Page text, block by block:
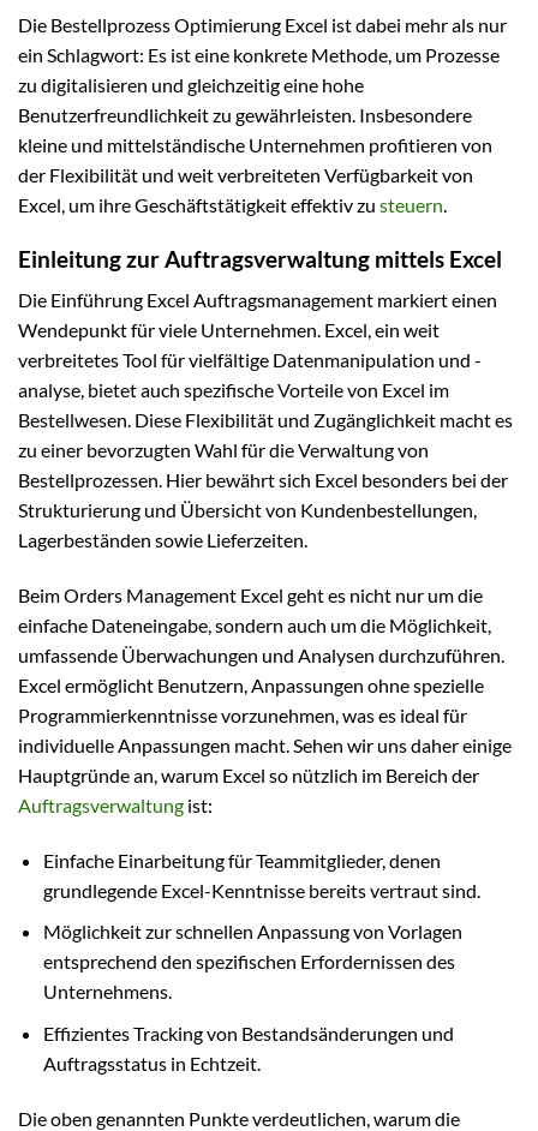
Die Bestellprozess Optimierung Excel ist dabei mehr als nur
ein Schlagwort: Es ist eine konkrete Methode, um Prozesse
zu digitalisieren und gleichzeitig eine hohe
Benutzerfreundlichkeit zu gewährleisten. Insbesondere
kleine und mittelständische Unternehmen profitieren von
der Flexibilität und weit verbreiteten Verfügbarkeit von
Excel, um ihre Geschäftstätigkeit effektiv zu steuern.
Einleitung zur Auftragsverwaltung mittels Excel
Die Einführung Excel Auftragsmanagement markiert einen
Wendepunkt für viele Unternehmen. Excel, ein weit
verbreitetes Tool für vielfältige Datenmanipulation und -
analyse, bietet auch spezifische Vorteile von Excel im
Bestellwesen. Diese Flexibilität und Zugänglichkeit macht es
zu einer bevorzugten Wahl für die Verwaltung von
Bestellprozessen. Hier bewährt sich Excel besonders bei der
Strukturierung und Übersicht von Kundenbestellungen,
Lagerbeständen sowie Lieferzeiten.
Beim Orders Management Excel geht es nicht nur um die
einfache Dateneingabe, sondern auch um die Möglichkeit,
umfassende Überwachungen und Analysen durchzuführen.
Excel ermöglicht Benutzern, Anpassungen ohne spezielle
Programmierkenntnisse vorzunehmen, was es ideal für
individuelle Anpassungen macht. Sehen wir uns daher einige
Hauptgründe an, warum Excel so nützlich im Bereich der
Auftragsverwaltung ist:
Einfache Einarbeitung für Teammitglieder, denen
grundlegende Excel-Kenntnisse bereits vertraut sind.
Möglichkeit zur schnellen Anpassung von Vorlagen
entsprechend den spezifischen Erfordernissen des
Unternehmens.
Effizientes Tracking von Bestandsänderungen und
Auftragsstatus in Echtzeit.
Die oben genannten Punkte verdeutlichen, warum die